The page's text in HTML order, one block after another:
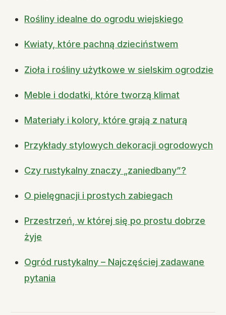
Rośliny idealne do ogrodu wiejskiego
Kwiaty, które pachną dzieciństwem
Zioła i rośliny użytkowe w sielskim ogrodzie
Meble i dodatki, które tworzą klimat
Materiały i kolory, które grają z naturą
Przykłady stylowych dekoracji ogrodowych
Czy rustykalny znaczy „zaniedbany”?
O pielęgnacji i prostych zabiegach
Przestrzeń, w której się po prostu dobrze
żyje
Ogród rustykalny – Najczęściej zadawane
pytania